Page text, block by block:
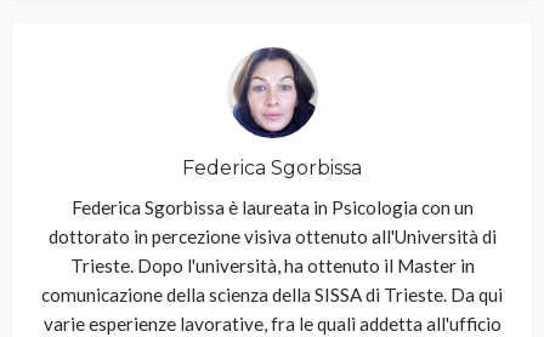
Federica Sgorbissa
Federica Sgorbissa è laureata in Psicologia con un
dottorato in percezione visiva ottenuto all'Università di
Trieste. Dopo l'università, ha ottenuto il Master in
comunicazione della scienza della SISSA di Trieste. Da qui
varie esperienze lavorative, fra le quali addetta all'ufficio